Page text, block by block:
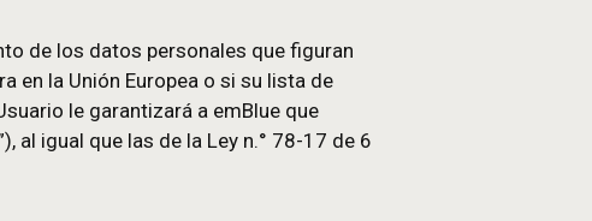
de los usuarios dentro de la organización que va
en las listas de distribución de correo electrónico